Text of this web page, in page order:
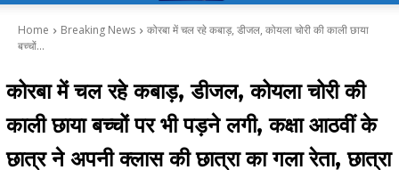
Home Breaking News
कोरबा में चल रहे कबाड़, डीजल, कोयला चोरी की काली छाया
बच्चों...
कोरबा में चल रहे कबाड़, डीजल, कोयला चोरी की
काली छाया बच्चों पर भी पड़ने लगी, कक्षा आठवीं के
छात्र ने अपनी क्लास की छात्रा का गला रेता, छात्रा